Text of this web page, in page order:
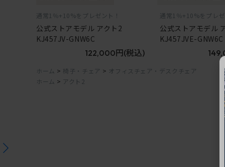
通常1％+10%をプレゼント！
公式ストアモデル アクト2
KJ457JV-GNW6C
122,000円 (税込)
通常1％+10%をプレ
公式ストアモデル
KJ457JVE-GNW6C
ホーム > 椅子・チェア > オフィスチェア・デスクチェア
ホーム > アクト2